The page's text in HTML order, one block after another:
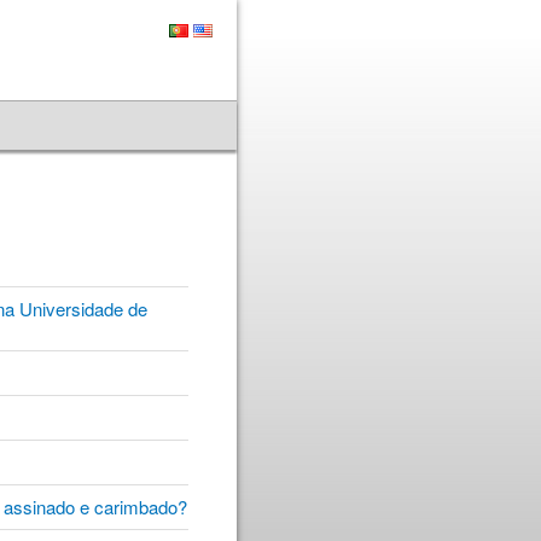
Universidade de
e carimbado?